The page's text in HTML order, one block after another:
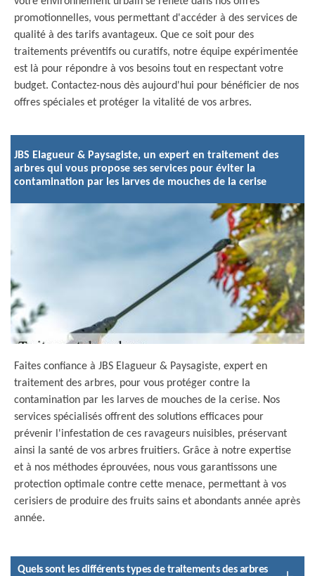
promotionnelles, vous permettant d'accéder à des services de
qualité à des tarifs avantageux. Que ce soit pour des
traitements préventifs ou curatifs, notre équipe expérimentée
est là pour répondre à vos besoins tout en respectant votre
budget. Contactez-nous dès aujourd'hui pour bénéficier de nos
offres spéciales et protéger la vitalité de vos arbres.
JBS Elagueur & Paysagiste, un expert en traitement des
arbres qui vous propose ses services pour éviter la
contamination par les larves de mouches de la cerise
Faites confiance à JBS Elagueur & Paysagiste, expert en
traitement des arbres, pour vous protéger contre la
contamination par les larves de mouches de la cerise. Nos
services spécialisés offrent des solutions efficaces pour
prévenir l'infestation de ces ravageurs nuisibles, préservant
ainsi la santé de vos arbres fruitiers. Grâce à notre expertise
et à nos méthodes éprouvées, nous vous garantissons une
protection optimale contre cette menace, permettant à vos
cerisiers de produire des fruits sains et abondants année après
année.
Quels sont les différents types de traitements des arbres